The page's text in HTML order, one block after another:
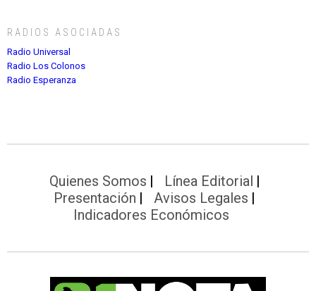
RADIOS ASOCIADAS
Radio Universal
Radio Los Colonos
Radio Esperanza
Quienes Somos
Línea Editorial
Presentación
Avisos Legales
Indicadores Económicos